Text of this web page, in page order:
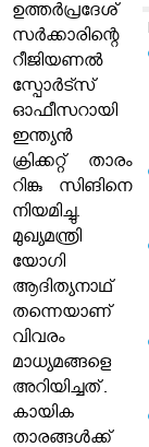
ഉത്തർപ്രദേശ്
സർക്കാരിന്റെ
റീജിയണൽ
സ്പോർട്സ്
ഓഫീസറായി
ഇന്ത്യൻ
ക്രിക്കറ്റ് താരം
റിങ്കു സിങിനെ
നിയമിച്ചു.
മുഖ്യമന്ത്രി
യോഗി
ആദിത്യനാഥ്
തന്നെയാണ്
വിവരം
മാധ്യമങ്ങളെ
അറിയിച്ചത്.
കായിക
താരങ്ങൾക്ക്